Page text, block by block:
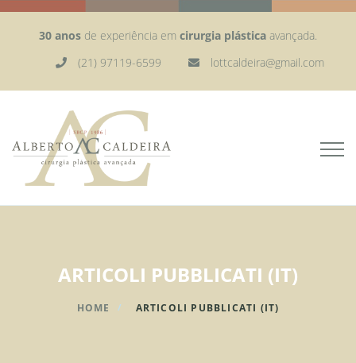
30 anos de experiência em cirurgia plástica avançada.
(21) 97119-6599
lottcaldeira@gmail.com
ARTICOLI PUBBLICATI (IT)
HOME ARTICOLI PUBBLICATI (IT)